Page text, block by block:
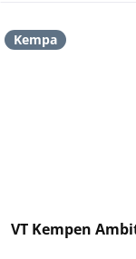
Kempa
VT Kempen